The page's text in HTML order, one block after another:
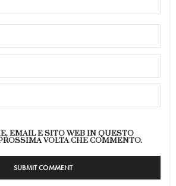
EMAIL E SITO WEB IN QUESTO
VOLTA CHE COMMENTO.